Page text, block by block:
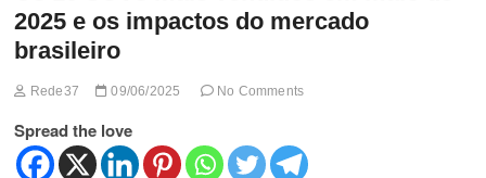
2025 e os impactos do mercado
brasileiro
Rede37 09/06/2025 No Comments
Spread the love